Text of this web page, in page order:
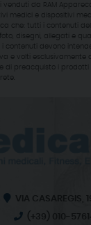
da RAM
medici e dispositivi
che: tutti i contenuti
disegni, allegati e
contenuti devono
e volti esclusivamente
di preacquisto i prodotti
VIA CASAREGIS,
(+39) 010-